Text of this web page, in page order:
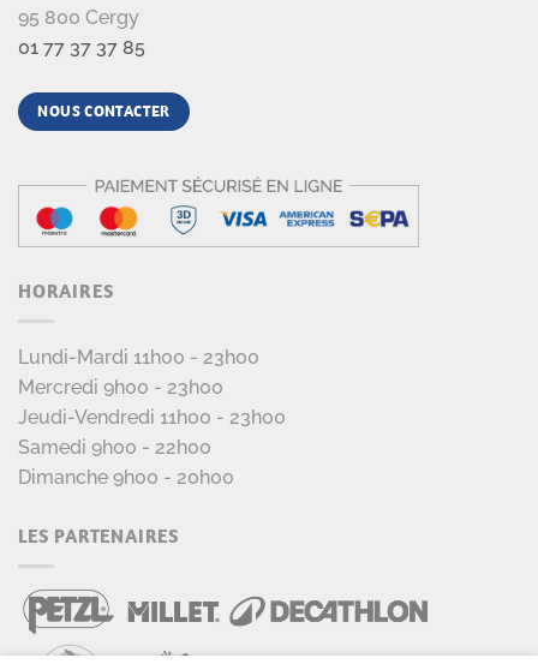
95 800 Cergy
01 77 37 37 85
NOUS CONTACTER
HORAIRES
Lundi-Mardi 11h00 - 23h00
Mercredi 9h00 - 23h00
Jeudi-Vendredi 11h00 - 23h00
Samedi 9h00 - 22h00
Dimanche 9h00 - 20h00
LES PARTENAIRES